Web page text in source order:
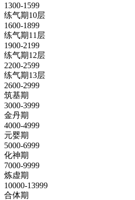
1300-1599
练气期10层
1600-1899
练气期11层
1900-2199
练气期12层
2200-2599
练气期13层
2600-2999
筑基期
3000-3999
金丹期
4000-4999
元婴期
5000-6999
化神期
7000-9999
炼虚期
10000-13999
合体期